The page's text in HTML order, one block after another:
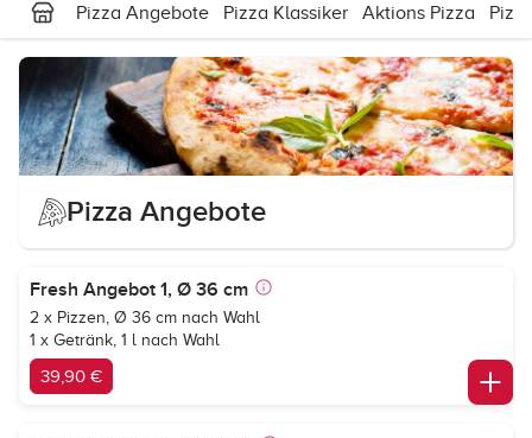
Pizza Angebote Pizza Klassiker Aktions Pizza
Pizza Angebote
Fresh Angebot 1, Ø 36 cm
2 x Pizzen, Ø 36 cm nach Wahl
1 x Getränk, 1 l nach Wahl
39,90 €